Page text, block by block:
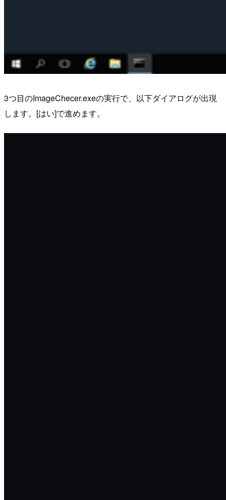
3つ目のImageChecer.exeの実行で、以下ダイアログが出現
します。[はい]で進めます。